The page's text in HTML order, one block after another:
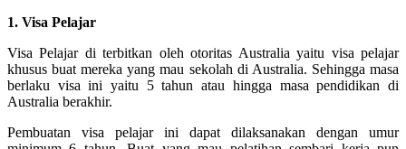
1. Visa Pelajar
Visa Pelajar di terbitkan oleh otoritas Australia yaitu visa pelajar
khusus buat mereka yang mau sekolah di Australia. Sehingga masa
berlaku visa ini yaitu 5 tahun atau hingga masa pendidikan di
Australia berakhir.
Pembuatan visa pelajar ini dapat dilaksanakan dengan umur